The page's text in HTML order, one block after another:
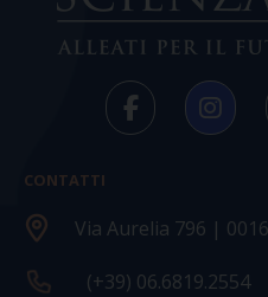
CONTATTI
Via Aurelia 796 |
(+39) 06.6819.2554